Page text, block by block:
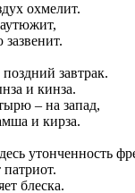
охмелит.
завтрак.
и кинза.
– на запад,
и кирза.
утонченность
патриот.
блеска.